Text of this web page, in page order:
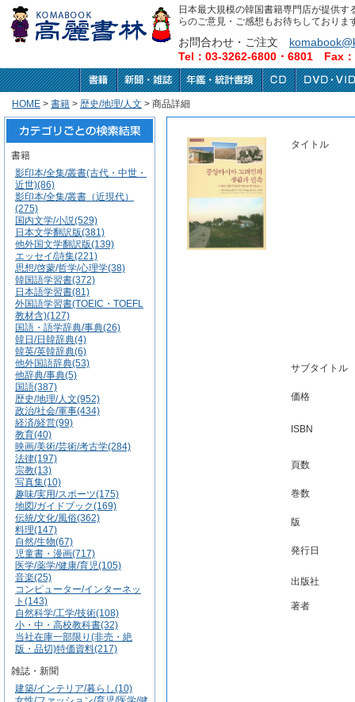
日本最大規模の韓国書籍専門店が提供
らのご意見・ご感想もお待ちしておりま
お問合わせ・ご注文
Tel：03-3262-6800・6801 Fax
HOME > 書籍 > 歴史/地理/人文 > 商品詳細
書籍
影印本/全集/叢書(古代・中世・
近世)(86)
影印本/全集/叢書（近現代）
(275)
国内文学/小説(529)
日本文学翻訳版(381)
他外国文学翻訳版(139)
エッセイ/詩集(221)
思想/啓蒙/哲学/心理学(38)
韓国語学習書(372)
日本語学習書(81)
外国語学習書(TOEIC・TOEFL
教材含)(127)
国語・語学辞典/事典(26)
韓日/日韓辞典(4)
韓英/英韓辞典(6)
他外国語辞典(53)
他辞典/事典(5)
国語(387)
歴史/地理/人文(952)
政治/社会/軍事(434)
経済/経営(99)
教育(40)
映画/美術/芸術/考古学(284)
法律(197)
宗教(13)
写真集(10)
趣味/実用/スポーツ(175)
地図/ガイドブック(169)
伝統/文化/風俗(362)
料理(147)
自然/生物(67)
児童書・漫画(717)
医学/薬学/健康/育児(105)
音楽(25)
コンピューター/インターネッ
ト(143)
自然科学/工学/技術(108)
小・中・高校教科書(32)
当社在庫一部限り(非売・絶
版・品切)特価資料(217)
雑誌・新聞
建築/インテリア/暮らし(10)
タイトル
サブタイトル
価格
ISBN
頁数
巻数
版
発行日
出版社
著者